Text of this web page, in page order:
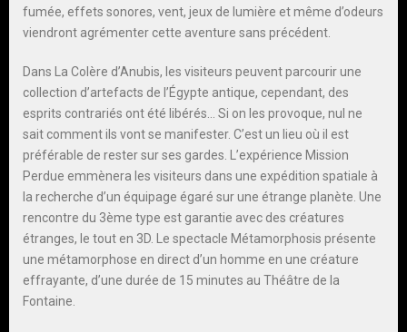
fumée, effets sonores, vent, jeux de lumière et même d’odeurs
viendront agrémenter cette aventure sans précédent.
Dans La Colère d’Anubis, les visiteurs peuvent parcourir une
collection d’artefacts de l’Égypte antique, cependant, des
esprits contrariés ont été libérés… Si on les provoque, nul ne
sait comment ils vont se manifester. C’est un lieu où il est
préférable de rester sur ses gardes. L’expérience Mission
Perdue emmènera les visiteurs dans une expédition spatiale à
la recherche d’un équipage égaré sur une étrange planète. Une
rencontre du 3ème type est garantie avec des créatures
étranges, le tout en 3D. Le spectacle Métamorphosis présente
une métamorphose en direct d’un homme en une créature
effrayante, d’une durée de 15 minutes au Théâtre de la
Fontaine.